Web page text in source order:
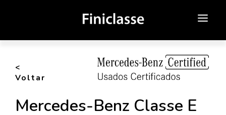
ATENDIMENTO ONLINE
<
Voltar
Mercedes-Benz Classe E